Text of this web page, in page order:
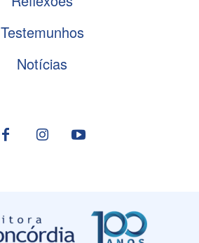
Testemunhos
Notícias